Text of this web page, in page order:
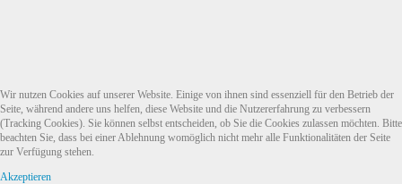
Wir nutzen Cookies auf unserer Website. Einige von ihnen sind essenziell für den Betrieb der
Seite, während andere uns helfen, diese Website und die Nutzererfahrung zu verbessern
(Tracking Cookies). Sie können selbst entscheiden, ob Sie die Cookies zulassen möchten. Bitte
beachten Sie, dass bei einer Ablehnung womöglich nicht mehr alle Funktionalitäten der Seite
zur Verfügung stehen.
Akzeptieren